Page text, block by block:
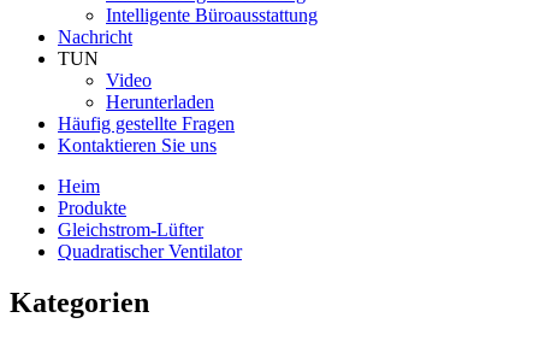
Intelligente Büroausstattung
Nachricht
TUN
Video
Herunterladen
Häufig gestellte Fragen
Kontaktieren Sie uns
Heim
Produkte
Gleichstrom-Lüfter
Quadratischer Ventilator
Kategorien